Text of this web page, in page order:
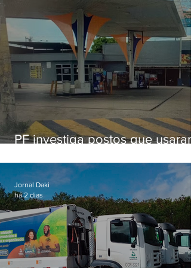
PF investiga postos que usaram
secretário morto em 2020
Jornal Daki
há 2 dias